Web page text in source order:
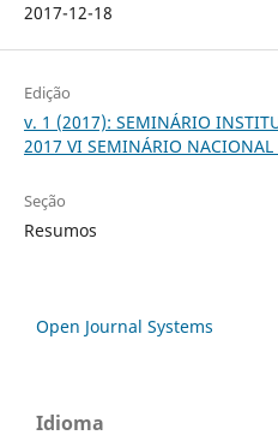
2017-12-18
Edição
v. 1 (2017): SEMINÁRIO
2017 VI SEMINÁRIO NACIONAL
Seção
Resumos
Open Journal Systems
Idioma